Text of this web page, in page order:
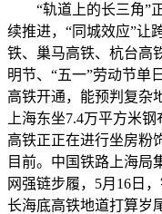
“轨道上的长三角”正
续推进，“同城效应”让
铁、巢马高铁、杭台高
明节、“五一”劳动节单
高铁开通，能预判复杂
上海东坐7.4万平方米
高铁正正在进行坐房粉
目前。中国铁路上海局
网强链步履，5月16日
长海底高铁地道打算岁